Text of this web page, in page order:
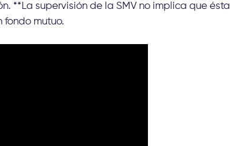
**La supervisión de la SMV no implica que ésta
fondo mutuo.